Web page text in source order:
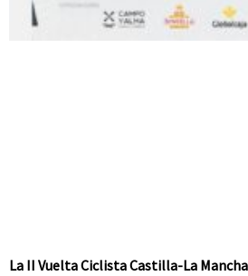
La II Vuelta Ciclista Castilla-La